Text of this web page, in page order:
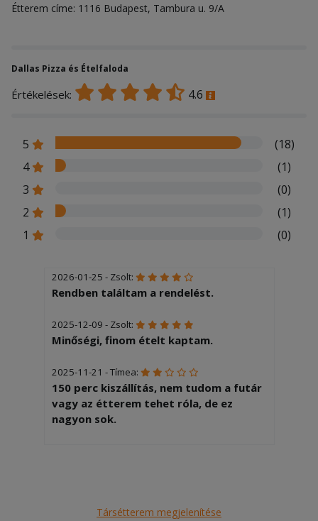
Étterem címe: 1116 Budapest, Tambura u. 9/A
Dallas Pizza és Ételfaloda
Értékelések: 4.6
5
(18)
4
(1)
3
(0)
2
(1)
1
(0)
2026-01-25 - Zsolt:
Rendben találtam a rendelést.
2025-12-09 - Zsolt:
Minőségi, finom ételt kaptam.
2025-11-21 - Tímea:
150 perc kiszállítás, nem tudom a futár
vagy az étterem tehet róla, de ez
nagyon sok.
adni, eddig csak a gombát
Társétterem megjelenítése